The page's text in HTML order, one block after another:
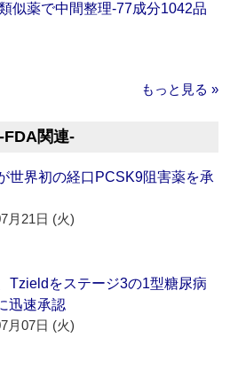
似薬で中間整理‐77成分1042品
もっと見る »
関連‐
世界初の経口PCSK9阻害薬を承
月21日 (火)
Tzieldをステージ3の1型糖尿病
迅速承認
月07日 (火)